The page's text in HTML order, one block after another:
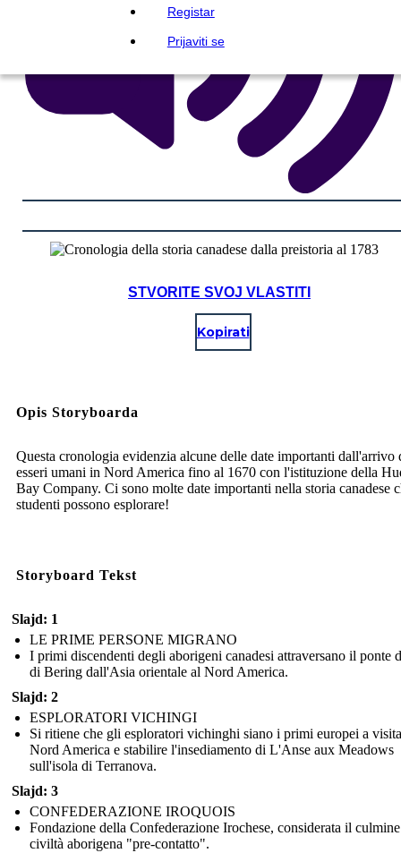
Registar
Prijaviti se
STVORITE SVOJ VLASTITI
Kopirati
Opis Storyboarda
Questa cronologia evidenzia alcune delle date importanti dall'arrivo
esseri umani in Nord America fino al 1670 con l'istituzione della
Bay Company. Ci sono molte date importanti nella storia canadese
studenti possono esplorare!
Storyboard Tekst
Slajd: 1
LE PRIME PERSONE MIGRANO
I primi discendenti degli aborigeni canadesi attraversano il ponte
di Bering dall'Asia orientale al Nord America.
Slajd: 2
ESPLORATORI VICHINGI
Si ritiene che gli esploratori vichinghi siano i primi europei a
Nord America e stabilire l'insediamento di L'Anse aux Meadows
sull'isola di Terranova.
Slajd: 3
CONFEDERAZIONE IROQUOIS
Fondazione della Confederazione Irochese, considerata il
civiltà aborigena "pre-contatto".